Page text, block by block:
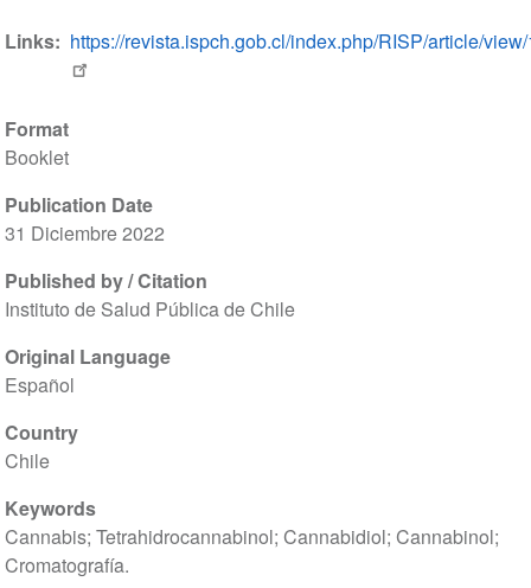
Format
Booklet
Publication Date
31 Diciembre 2022
Published by / Citation
Instituto de Salud Pública de Chile
Original Language
Español
Country
Chile
Keywords
Cannabis; Tetrahidrocannabinol; Cannabidiol; Cannabinol;
Cromatografía.
Links https://revista.ispch.gob.cl/index.php/RISP/article/